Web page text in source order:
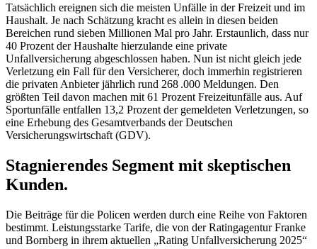
Tatsächlich ereignen sich die meisten Unfälle in der Freizeit und im
Haushalt. Je nach Schätzung kracht es allein in diesen beiden
Bereichen rund sieben Millionen Mal pro Jahr. Erstaunlich, dass nur
40 Prozent der Haushalte hierzulande eine private
Unfallversicherung abgeschlossen haben. Nun ist nicht gleich jede
Verletzung ein Fall für den Versicherer, doch immerhin registrieren
die privaten Anbieter jährlich rund 268 .000 Meldungen. Den
größten Teil davon machen mit 61 Prozent Freizeitunfälle aus. Auf
Sportunfälle entfallen 13,2 Prozent der gemeldeten Verletzungen, so
eine Erhebung des Gesamtverbands der Deutschen
Versicherungswirtschaft (GDV).
Stagnierendes Segment mit skeptischen
Kunden.
Die Beiträge für die Policen werden durch eine Reihe von Faktoren
bestimmt. Leistungsstarke Tarife, die von der Ratingagentur Franke
und Bornberg in ihrem aktuellen „Rating Unfallversicherung 2025“